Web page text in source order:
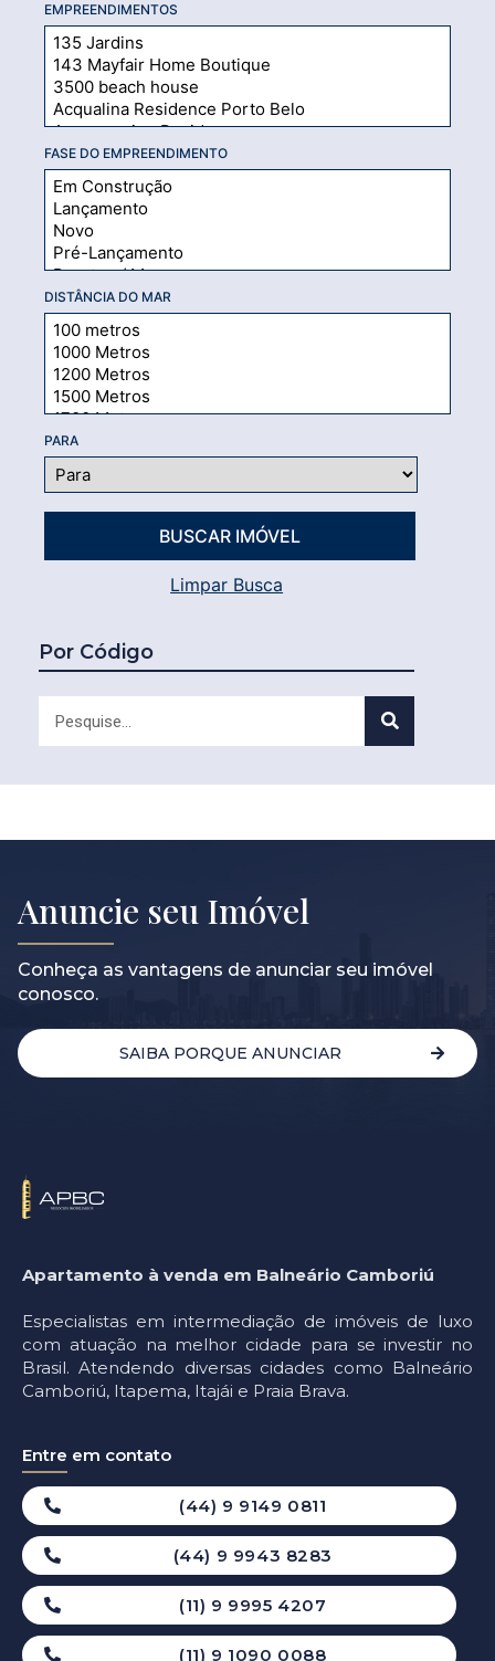
EMPREENDIMENTOS
FASE DO EMPREENDIMENTO
DISTÂNCIA DO MAR
PARA
Limpar Busca
Por Código
Anuncie seu Imóvel
Conheça as vantagens de anunciar seu imóvel
conosco.
SAIBA PORQUE ANUNCIAR
Apartamento à venda em Balneário Camboriú
Especialistas em intermediação de imóveis de luxo
com atuação na melhor cidade para se investir no
Brasil. Atendendo diversas cidades como Balneário
Camboriú, Itapema, Itajái e Praia Brava.
Entre em contato
(44) 9 9149 0811
(44) 9 9943 8283
(11) 9 9995 4207
(11) 9 1090 0088